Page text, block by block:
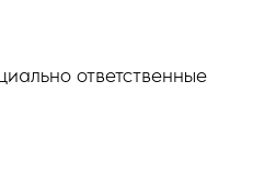
ответственные